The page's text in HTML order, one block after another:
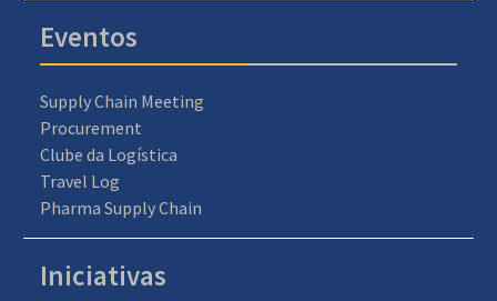
Eventos
Supply Chain Meeting
Procurement
Clube da Logística
Travel Log
Pharma Supply Chain
Iniciativas